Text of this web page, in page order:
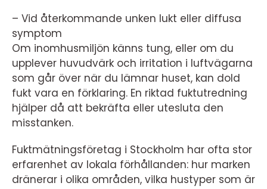
– Vid återkommande unken lukt eller diffusa
symptom
Om inomhusmiljön känns tung, eller om du
upplever huvudvärk och irritation i luftvägarna
som går över när du lämnar huset, kan dold
fukt vara en förklaring. En riktad fuktutredning
hjälper då att bekräfta eller utesluta den
misstanken.
Fuktmätningsföretag i Stockholm har ofta stor
erfarenhet av lokala förhållanden: hur marken
dränerar i olika områden, vilka hustyper som är